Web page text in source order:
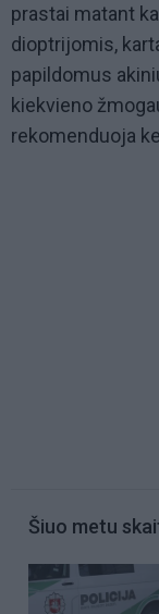
prastai matant
dioptrijomis,
papildomus
kiekvieno
rekomenduoja
Šiuo metu